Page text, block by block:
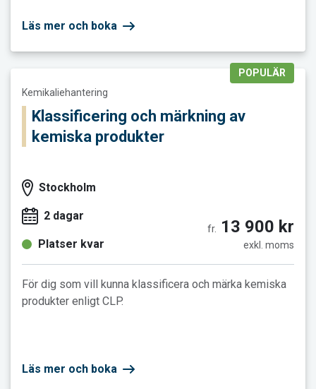
Läs mer och boka
Läs mer och boka Klassificering och märkning av kemiska
POPULÄR
Kemikaliehantering
Klassificering och märkning av
kemiska produkter
Stockholm
2 dagar
Platser kvar
fr. 13 900 kr
exkl. moms
För dig som vill kunna klassificera och märka kemiska
produkter enligt CLP.
Läs mer och boka